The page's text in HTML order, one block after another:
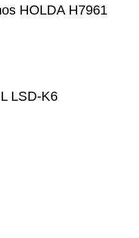
HOLDA H7961
LSD-K6